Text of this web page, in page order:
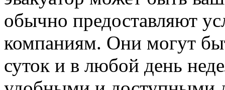
обычно предоставляют
компаниям. Они могут
суток и в любой день